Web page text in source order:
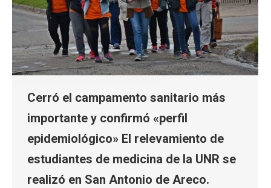
Cerró el campamento sanitario más
importante y confirmó «perfil
epidemiológico» El relevamiento de
estudiantes de medicina de la UNR se
realizó en San Antonio de Areco.